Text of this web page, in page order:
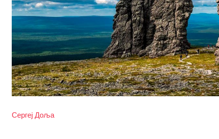
Сергеј Доља